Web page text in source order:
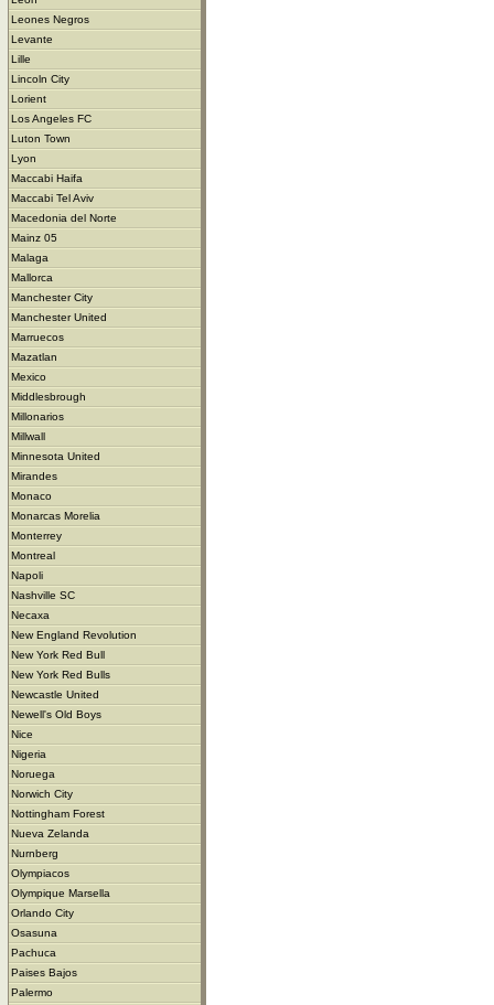
Leones Negros
Levante
Lille
Lincoln City
Lorient
Los Angeles FC
Luton Town
Lyon
Maccabi Haifa
Maccabi Tel Aviv
Macedonia del Norte
Mainz 05
Malaga
Mallorca
Manchester City
Manchester United
Marruecos
Mazatlan
Mexico
Middlesbrough
Millonarios
Millwall
Minnesota United
Mirandes
Monaco
Monarcas Morelia
Monterrey
Montreal
Napoli
Nashville SC
Necaxa
New England Revolution
New York Red Bull
New York Red Bulls
Newcastle United
Newell's Old Boys
Nice
Nigeria
Noruega
Norwich City
Nottingham Forest
Nueva Zelanda
Nurnberg
Olympiacos
Olympique Marsella
Orlando City
Osasuna
Pachuca
Paises Bajos
Palermo